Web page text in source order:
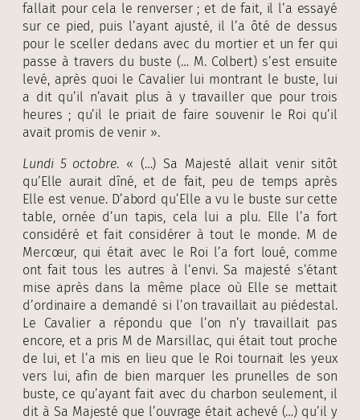
fallait pour cela le renverser ; et de fait, il l’a essayé
sur ce pied, puis l’ayant ajusté, il l’a ôté de dessus
pour le sceller dedans avec du mortier et un fer qui
passe à travers du buste (… M. Colbert) s’est ensuite
levé, après quoi le Cavalier lui montrant le buste, lui
a dit qu’il n’avait plus à y travailler que pour trois
heures ; qu’il le priait de faire souvenir le Roi qu’il
avait promis de venir ».
Lundi 5 octobre. « (…) Sa Majesté allait venir sitôt
qu’Elle aurait dîné, et de fait, peu de temps après
Elle est venue. D’abord qu’Elle a vu le buste sur cette
table, ornée d’un tapis, cela lui a plu. Elle l’a fort
considéré et fait considérer à tout le monde. M de
Mercœur, qui était avec le Roi l’a fort loué, comme
ont fait tous les autres à l’envi. Sa majesté s’étant
mise après dans la même place où Elle se mettait
d’ordinaire a demandé si l’on travaillait au piédestal.
Le Cavalier a répondu que l’on n’y travaillait pas
encore, et a pris M de Marsillac, qui était tout proche
de lui, et l’a mis en lieu que le Roi tournait les yeux
vers lui, afin de bien marquer les prunelles de son
buste, ce qu’ayant fait avec du charbon seulement, il
dit à Sa Majesté que l’ouvrage était achevé (…) qu’il y